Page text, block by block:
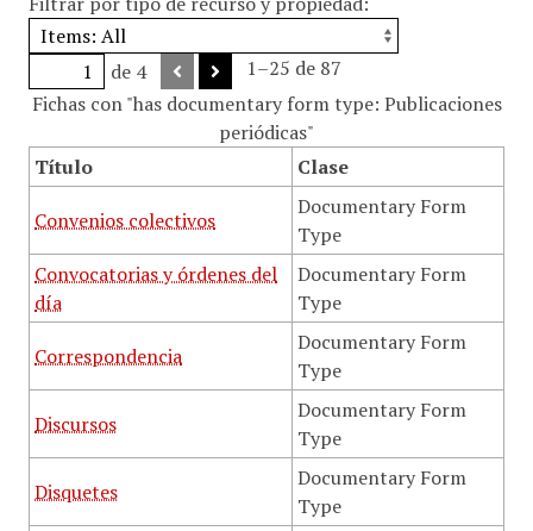
de 4
1–25 de 87
Fichas con "has documentary form type: Publicaciones
periódicas"
Título
Clase
Convenios colectivos
Documentary Form
Type
Convocatorias y órdenes del
día
Documentary Form
Type
Correspondencia
Documentary Form
Type
Discursos
Documentary Form
Type
Disquetes
Documentary Form
Type